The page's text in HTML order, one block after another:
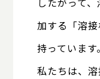
加する「溶
持っています。
私たちは、